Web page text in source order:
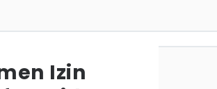
Izin